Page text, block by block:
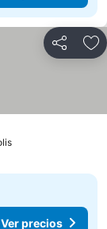
Compartir
Ver precios